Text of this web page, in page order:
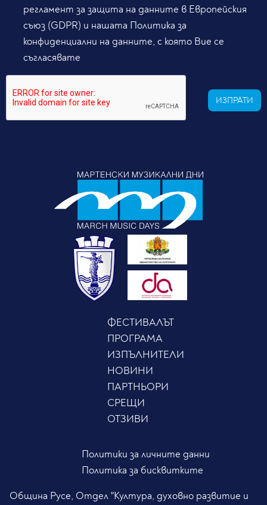
регламент за защита на данните в Европейския
съюз (GDPR) и нашата Политика за
конфиденциални на данните, с която Вие се
съгласявате
ИЗПРАТИ
ФЕСТИВАЛЪТ
ПРОГРАМА
ИЗПЪЛНИТЕЛИ
НОВИНИ
ПАРТНЬОРИ
СРЕЩИ
ОТЗИВИ
Политики за личните данни
Политика за бисквитките
Община Русе, Отдел "Култура, духовно развитие и